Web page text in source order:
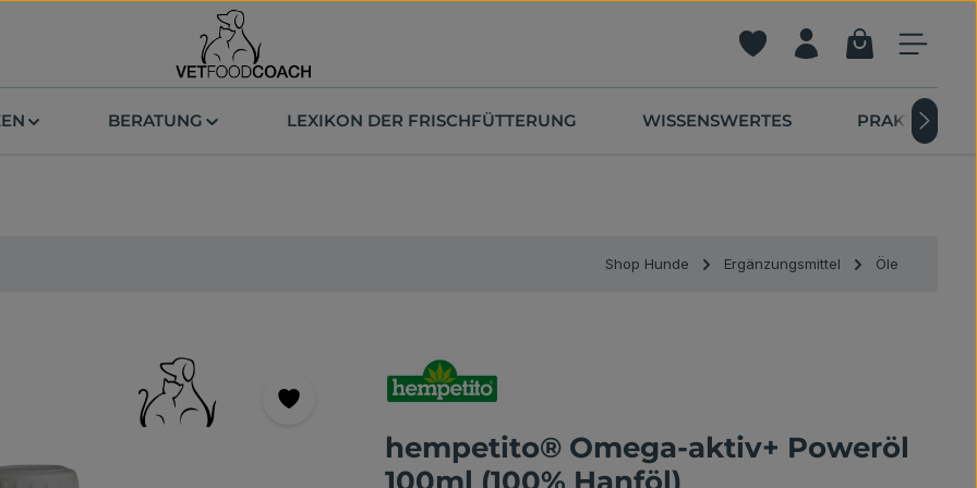
Du hast 0 Produkte auf dem
Warenkorb
BERATUNG LEXIKON DER FRISCHFÜTTERUNG WISSENSWERTES PRAKTISCHE
Shop Hunde Ergänzungsmittel Öle
hempetito® Omega-aktiv+ Poweröl